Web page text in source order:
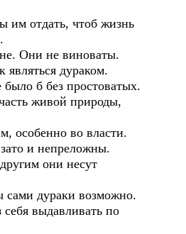
им отдать, чтоб жизнь
Они не виноваты.
являться дураком.
б без простоватых.
живой природы,
особенно во власти.
и непреложны.
они несут
сами дураки возможно.
выдавливать по